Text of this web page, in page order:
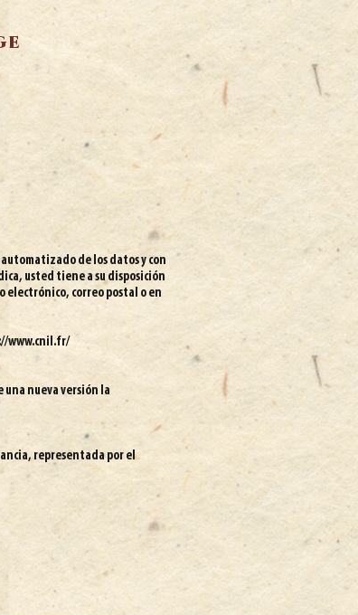
de los datos y con
usted tiene a su disposición
electrónico, correo postal o en
www.cnil.fr/
una nueva versión la
representada por el